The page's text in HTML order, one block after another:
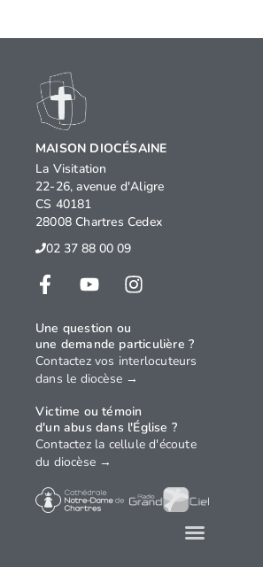
MAISON DIOCÉSAINE
La Visitation
22-26, avenue d'Aligre
CS 40181
28008 Chartres Cedex
02 37 88 00 09
Une question ou
une demande particulière ?
Contactez vos interlocuteurs
dans le diocèse →
Victime ou témoin
d'un abus dans l'Église ?
Contactez la cellule d'écoute
du diocèse →